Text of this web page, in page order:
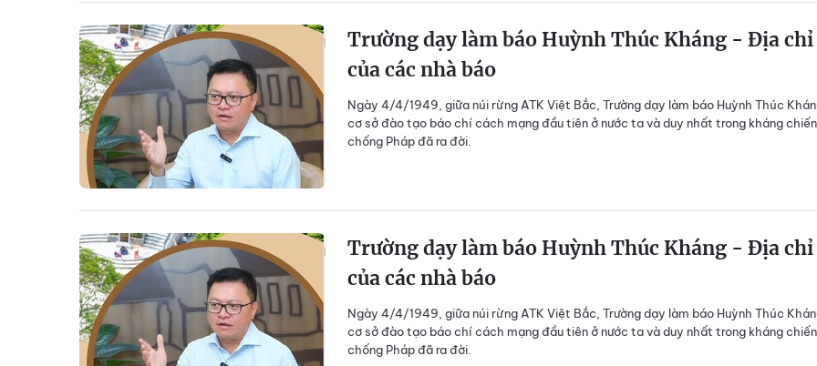
Trường dạy làm báo Huỳnh Thúc Kháng - Địa chỉ
của các nhà báo
Ngày 4/4/1949, giữa núi rừng ATK Việt Bắc, Trường dạy làm báo Huỳnh Thúc
cơ sở đào tạo báo chí cách mạng đầu tiên ở nước ta và duy nhất trong kháng chiến
chống Pháp đã ra đời.
Trường dạy làm báo Huỳnh Thúc Kháng - Địa chỉ
của các nhà báo
Ngày 4/4/1949, giữa núi rừng ATK Việt Bắc, Trường dạy làm báo Huỳnh Thúc
cơ sở đào tạo báo chí cách mạng đầu tiên ở nước ta và duy nhất trong kháng chiến
chống Pháp đã ra đời.